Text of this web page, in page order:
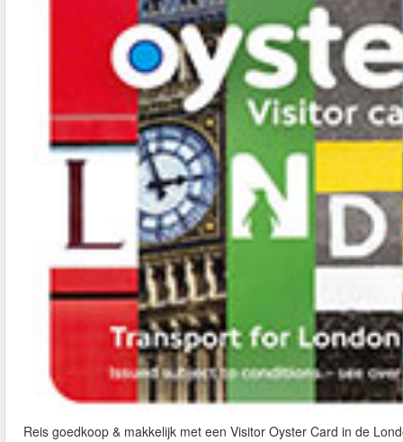
Reis goedkoop & makkelijk met een Visitor Oyster Card in de